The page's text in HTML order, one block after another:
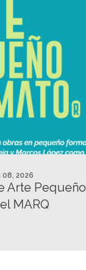
08, 2026
Arte Pequeño
MARQ